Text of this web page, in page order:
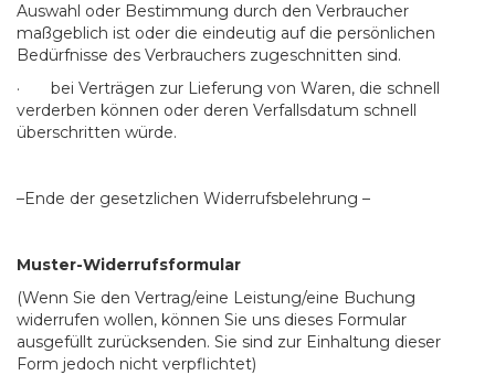
Auswahl oder Bestimmung durch den Verbraucher
maßgeblich ist oder die eindeutig auf die persönlichen
Bedürfnisse des Verbrauchers zugeschnitten sind.
· bei Verträgen zur Lieferung von Waren, die schnell
verderben können oder deren Verfallsdatum schnell
überschritten würde.
–Ende der gesetzlichen Widerrufsbelehrung –
Muster-Widerrufsformular
(Wenn Sie den Vertrag/eine Leistung/eine Buchung
widerrufen wollen, können Sie uns dieses Formular
ausgefüllt zurücksenden. Sie sind zur Einhaltung dieser
Form jedoch nicht verpflichtet)